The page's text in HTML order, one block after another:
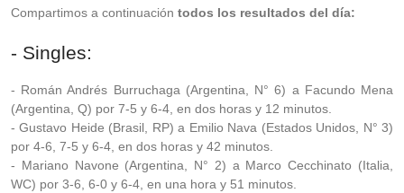
Compartimos a continuación todos los resultados del día:
- Singles:
- Román Andrés Burruchaga (Argentina, N° 6) a Facundo Mena
(Argentina, Q) por 7-5 y 6-4, en dos horas y 12 minutos.
- Gustavo Heide (Brasil, RP) a Emilio Nava (Estados Unidos, N° 3)
por 4-6, 7-5 y 6-4, en dos horas y 42 minutos.
- Mariano Navone (Argentina, N° 2) a Marco Cecchinato (Italia,
WC) por 3-6, 6-0 y 6-4, en una hora y 51 minutos.